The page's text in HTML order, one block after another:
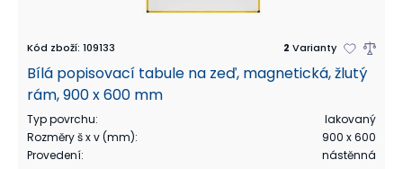
Kód zboží: 109133 2 Varianty
Bílá popisovací tabule na zeď, magnetická, žlutý
rám, 900 x 600 mm
Typ povrchu:
lakovaný
Rozměry š x v (mm):
900 x 600
Provedení: nástěnná